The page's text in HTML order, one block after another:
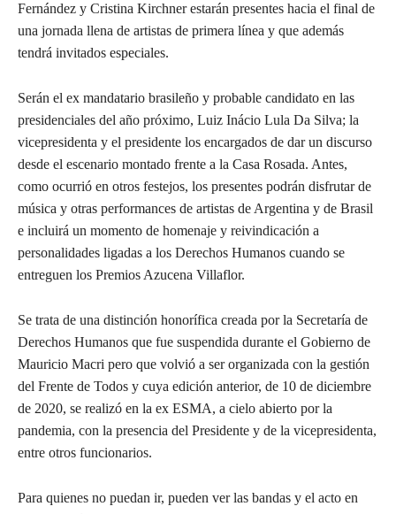
Fernández y Cristina Kirchner estarán presentes hacia el final de
una jornada llena de artistas de primera línea y que además
tendrá invitados especiales.
Serán el ex mandatario brasileño y probable candidato en las
presidenciales del año próximo, Luiz Inácio Lula Da Silva; la
vicepresidenta y el presidente los encargados de dar un discurso
desde el escenario montado frente a la Casa Rosada. Antes,
como ocurrió en otros festejos, los presentes podrán disfrutar de
música y otras performances de artistas de Argentina y de Brasil
e incluirá un momento de homenaje y reivindicación a
personalidades ligadas a los Derechos Humanos cuando se
entreguen los Premios Azucena Villaflor.
Se trata de una distinción honorífica creada por la Secretaría de
Derechos Humanos que fue suspendida durante el Gobierno de
Mauricio Macri pero que volvió a ser organizada con la gestión
del Frente de Todos y cuya edición anterior, de 10 de diciembre
de 2020, se realizó en la ex ESMA, a cielo abierto por la
pandemia, con la presencia del Presidente y de la vicepresidenta,
entre otros funcionarios.
Para quienes no puedan ir, pueden ver las bandas y el acto en